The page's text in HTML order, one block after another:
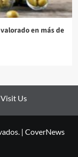
en más de
Visit Us
| CoverNews